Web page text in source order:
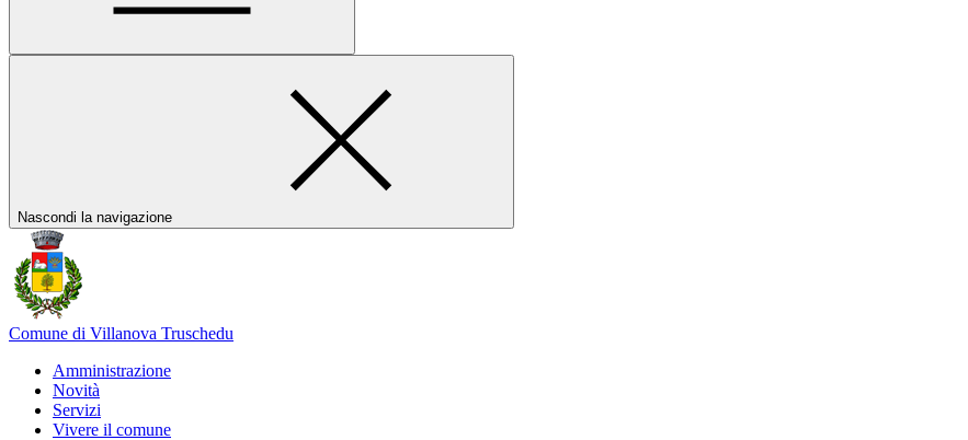
Nascondi la navigazione
Comune di Villanova Truschedu
Amministrazione
Novità
Servizi
Vivere il comune